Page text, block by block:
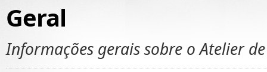
Geral
Informações gerais sobre o Atelier de